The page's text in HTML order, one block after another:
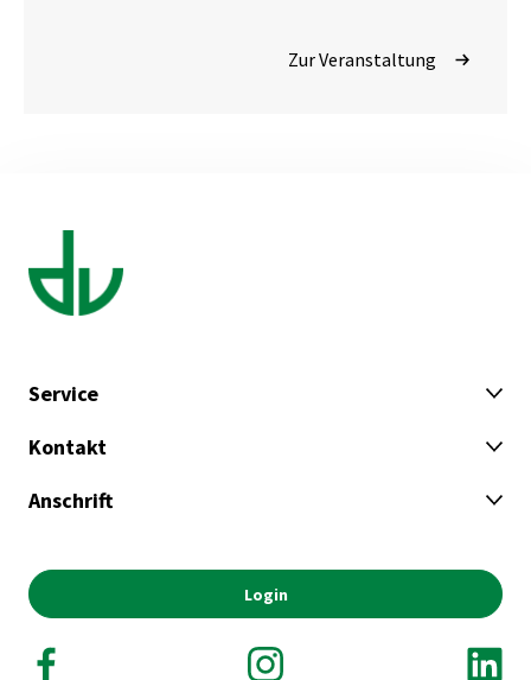
Zur Veranstaltung
Service
Kontakt
Anschrift
Login